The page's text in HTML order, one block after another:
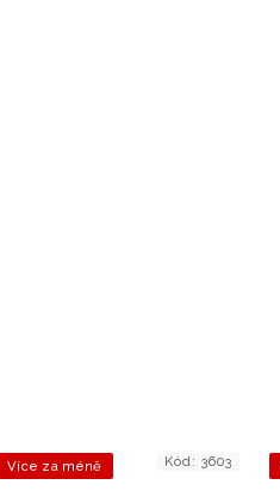
Více za méně Kód: 3603